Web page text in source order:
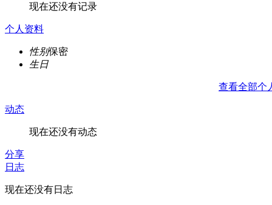
现在还没有记录
个人资料
性别保密
生日
查看全部个
动态
现在还没有动态
分享
日志
现在还没有日志